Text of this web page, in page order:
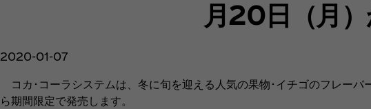
月20日（月
2020-01-07
コカ･コーラシステムは、冬に旬を迎える人気の果物･イチゴのフレー
ら期間限定で発売します。